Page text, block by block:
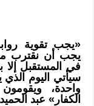
«يجب تقوية
يجب أن نقترب
في المستقبل إلا
سيأتي اليوم
واحدة،
الكفار» عبد